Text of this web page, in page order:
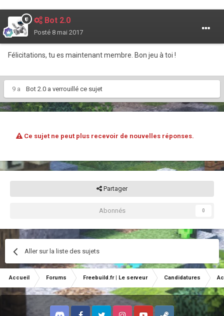
Bot 2.0
Posté 8 mai 2017
Félicitations, tu es maintenant membre. Bon jeu à toi !
9 a Bot 2.0 a verrouillé ce sujet
Ce sujet ne peut plus recevoir de nouvelles réponses.
Partager
Abonnés 0
Aller sur la liste des sujets
Accueil Forums Freebuild.fr | Le serveur Candidatures